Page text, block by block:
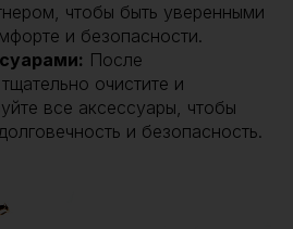
чтобы быть уверенными
и безопасности.
После
очистите и
все аксессуары, чтобы
и безопасность.